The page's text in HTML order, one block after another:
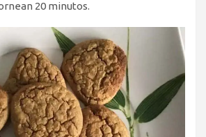
20 minutos.